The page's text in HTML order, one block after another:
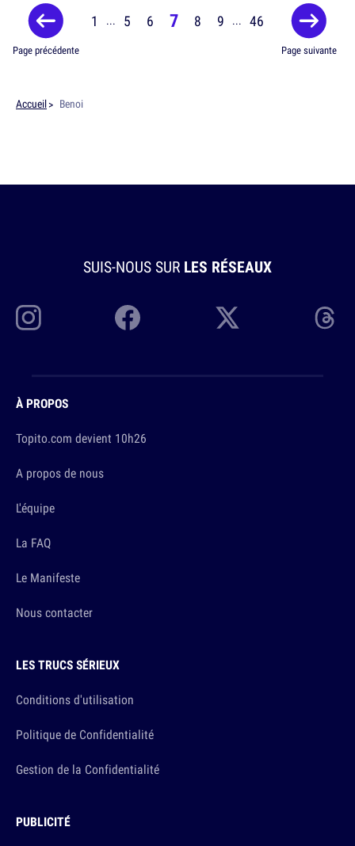
Page précédente
1 ... 5 6 7 8 9 ... 46
Page suivante
Accueil Benoi
SUIS-NOUS SUR LES RÉSEAUX
À PROPOS
Topito.com devient 10h26
A propos de nous
L'équipe
La FAQ
Le Manifeste
Nous contacter
LES TRUCS SÉRIEUX
Conditions d'utilisation
Politique de Confidentialité
Gestion de la Confidentialité
PUBLICITÉ